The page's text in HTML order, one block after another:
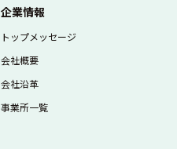
企業情報
トップメッセージ
会社概要
会社沿革
事業所一覧